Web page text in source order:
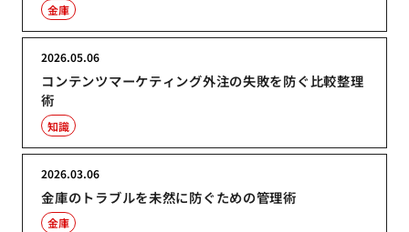
金庫
コンテンツマーケティング外注の失敗を防ぐ比較整理
術
2026.05.06
知識
金庫のトラブルを未然に防ぐための管理術
2026.03.06
金庫